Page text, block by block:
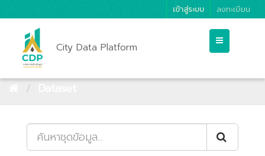
เข้าสู่ระบบ ลงทะเบียน
City Data Platform